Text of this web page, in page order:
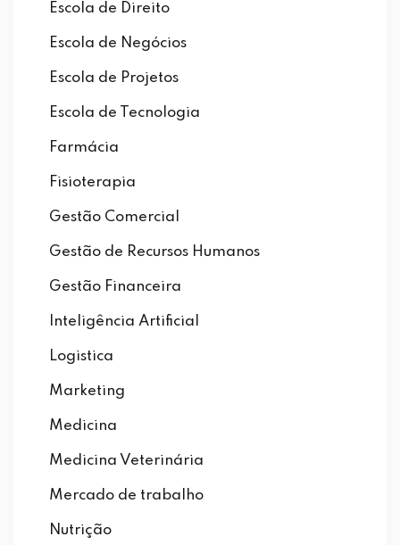
Escola de Direito
Escola de Negócios
Escola de Projetos
Escola de Tecnologia
Farmácia
Fisioterapia
Gestão Comercial
Gestão de Recursos Humanos
Gestão Financeira
Inteligência Artificial
Logistica
Marketing
Medicina
Medicina Veterinária
Mercado de trabalho
Nutrição